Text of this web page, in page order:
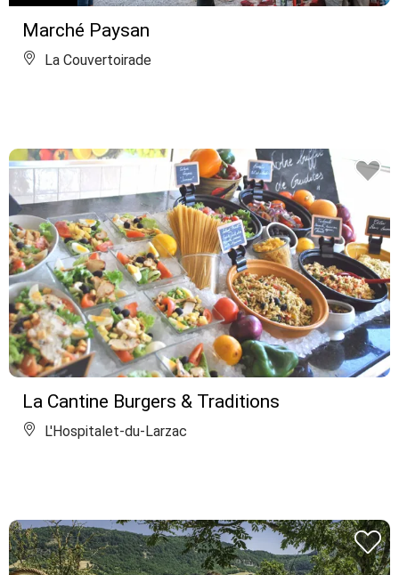
Marché Paysan
La Couvertoirade
La Cantine Burgers & Traditions
L'Hospitalet-du-Larzac